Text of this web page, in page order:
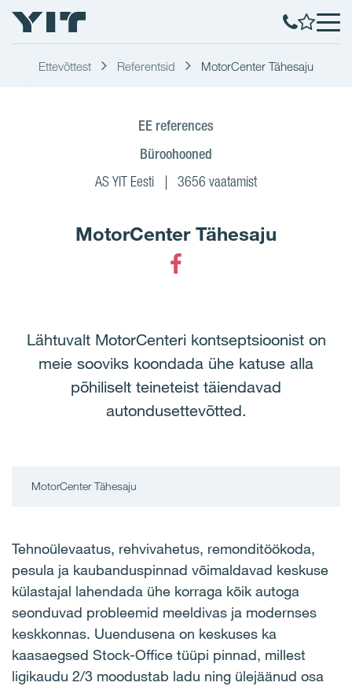
Ettevõttest Referentsid MotorCenter Tähesaju
EE references
Büroohooned
AS YIT Eesti 3656 vaatamist
MotorCenter Tähesaju
Lähtuvalt MotorCenteri kontseptsioonist on
meie sooviks koondada ühe katuse alla
põhiliselt teineteist täiendavad
autondusettevõtted.
MotorCenter Tähesaju
Tehnoülevaatus, rehvivahetus, remonditöökoda,
pesula ja kaubanduspinnad võimaldavad keskuse
külastajal lahendada ühe korraga kõik autoga
seonduvad probleemid meeldivas ja modernses
keskkonnas. Uuendusena on keskuses ka
kaasaegsed Stock-Office tüüpi pinnad, millest
ligikaudu 2/3 moodustab ladu ning ülejäänud osa